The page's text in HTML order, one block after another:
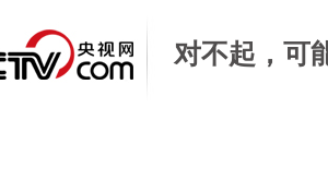
对不起，可